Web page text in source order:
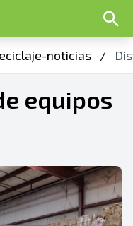
noticias /
equipos